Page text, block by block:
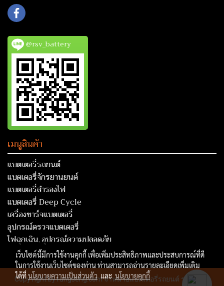
@rsv_battery
เมนูสินค้า
แบตเตอรี่รถยนต์
แบตเตอรี่จักรยานยนต์
แบตเตอรี่สำรองไฟ
แบตเตอรี่ Deep Cycle
เครื่องชาร์จแบตเตอรี่
อุปกรณ์ตรวจแบตเตอรี่
ไฟฉุกเฉิน, อุปกรณ์ความปลอดภัย
Copy right by rungseng.com จำหน่ายแบตเตอรี่รถยนต์ รถบรรทุก
เว็บไซต์นี้มีการใช้งานคุกกี้ เพื่อเพิ่มประสิทธิภาพและประสบการณ์ที่ดี
ในการใช้งานเว็บไซต์ของท่าน ท่านสามารถอ่านรายละเอียดเพิ่มเติม
ได้ที่นโยบายความเป็นส่วนตัวและนโยบายคุกกี้